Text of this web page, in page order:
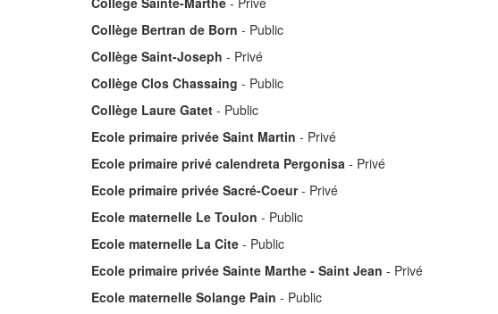
Collège Bertran de Born - Public
Collège Saint-Joseph - Privé
Collège Clos Chassaing - Public
Collège Laure Gatet - Public
Ecole primaire privée Saint Martin - Privé
Ecole primaire privé calendreta Pergonisa - Privé
Ecole primaire privée Sacré-Coeur- Privé
Ecole maternelle Le Toulon - Public
Ecole maternelle La Cite - Public
Ecole primaire privée Sainte Marthe - Saint Jean - Privé
Ecole maternelle Solange Pain - Public